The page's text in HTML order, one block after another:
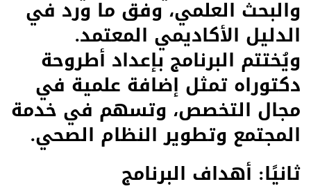
والبحث العلمي، وفق ما ورد في
الدليل الأكاديمي المعتمد.
ويُختتم البرنامج بإعداد أطروحة
دكتوراه تمثل إضافة علمية في
مجال التخصص، وتسهم في خدمة
المجتمع وتطوير النظام الصحي.
ثانيًا: أهداف البرنامج